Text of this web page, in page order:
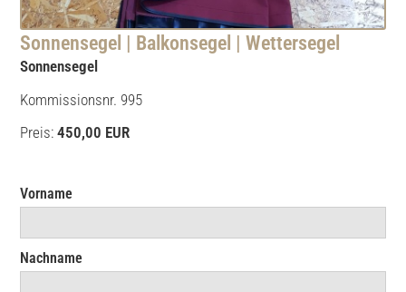
Sonnensegel | Balkonsegel | Wettersegel
Sonnensegel
Kommissionsnr. 995
Preis:450,00 EUR
Vorname
Nachname